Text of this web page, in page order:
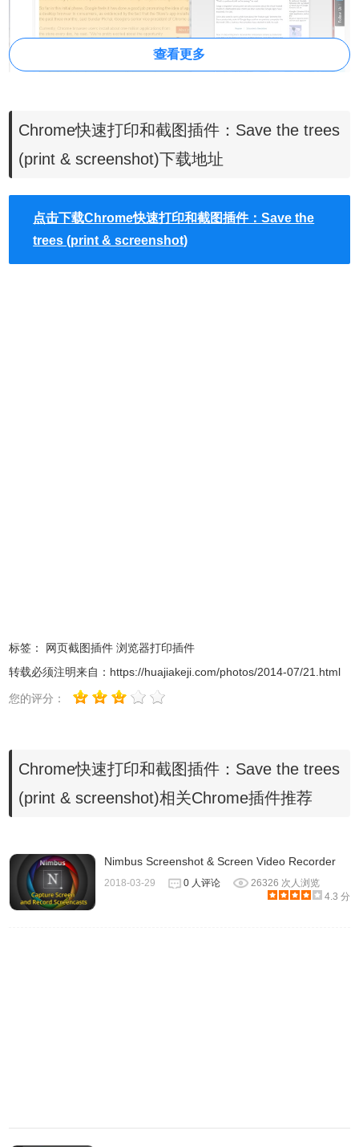
的预览图显示在一个弹出框里，用户只需要点击保存按钮就可以把整
个网页的图片进行保存下来，这显然是普通的截图插件无法做到的，
Save the trees在处理Chrome网页的部分打印和整张网页的截
查看更多
Chrome快速打印和截图插件：Save the trees
(print & screenshot)下载地址
点击下载Chrome快速打印和截图插件：Save the
trees (print & screenshot)
标签： 网页截图插件 浏览器打印插件
转载必须注明来自： https://huajiakeji.com/photos/2014-07/21.html
您的评分：
Chrome快速打印和截图插件：Save the trees
(print & screenshot)相关Chrome插件推荐
Nimbus Screenshot & Screen Video Recorder
2018-03-29 0 人评论
26326 次人浏览
4.3 分